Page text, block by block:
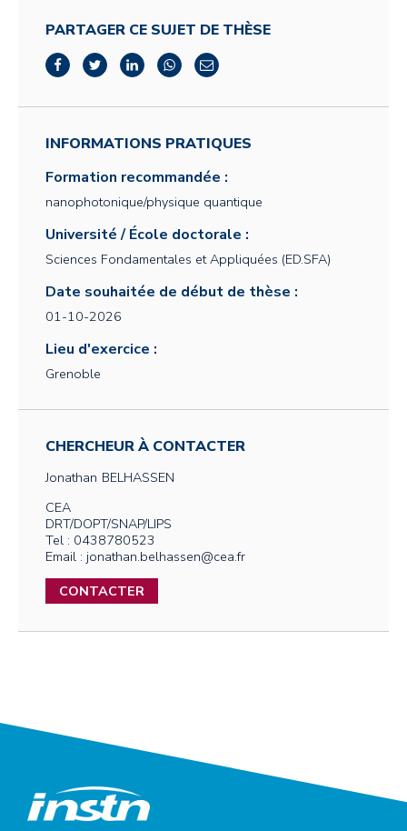
PARTAGER CE SUJET DE THÈSE
INFORMATIONS PRATIQUES
Formation recommandée :
nanophotonique/physique quantique
Université / École doctorale :
Sciences Fondamentales et Appliquées (ED.SFA)
Date souhaitée de début de thèse :
01-10-2026
Lieu d'exercice :
Grenoble
CHERCHEUR À CONTACTER
Jonathan BELHASSEN
CEA
DRT/DOPT/SNAP/LIPS
Tel : 0438780523
Email : jonathan.belhassen@cea.fr
CONTACTER